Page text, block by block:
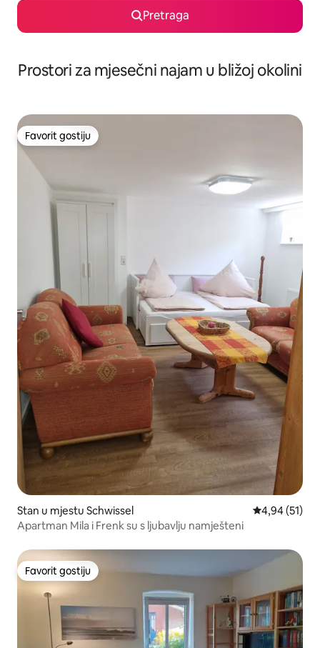
Pretraga
Prostori za mjesečni najam u bližoj okolini
Favorit gostiju
Favorit gostiju
Stan u mjestu Schwissel prosječna
4,94 (51)
Apartman Mila i Frenk su s ljubavlju namješteni
Favorit gostiju
Favorit gostiju